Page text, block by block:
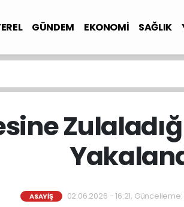
GÜNDEM EKONOMİ SAĞLIK
ASAYİŞ 02.06.2026 - 16:21, Güncelleme: